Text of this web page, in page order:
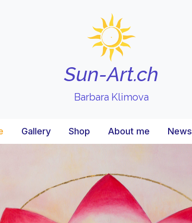
Sun-Art.ch
Barbara Klimova
Gallery Shop About me News